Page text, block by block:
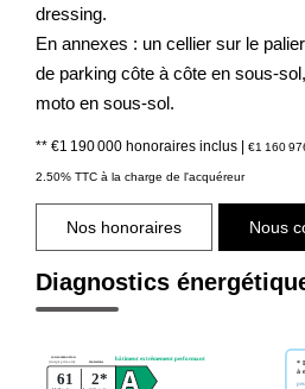
dressing.
En annexes : un cellier sur le
de parking côte à côte en sous-
moto en sous-sol.
** €1 190 000 honoraires inclus | €1 160
2.50% TTC à la charge de l'acquéreur
Nos honoraires Nous
Diagnostics